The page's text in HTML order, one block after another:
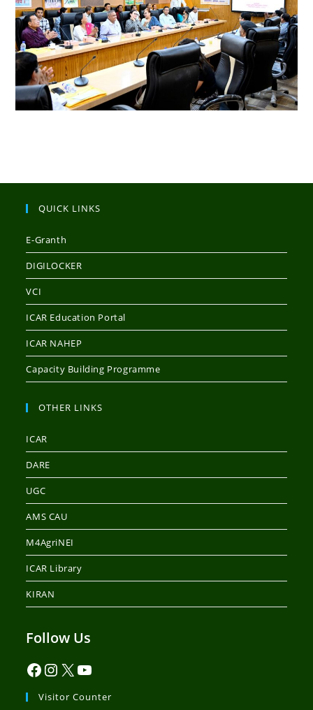
QUICK LINKS
E-Granth
DIGILOCKER
VCI
ICAR Education Portal
ICAR NAHEP
Capacity Building Programme
OTHER LINKS
ICAR
DARE
UGC
AMS CAU
M4AgriNEI
ICAR Library
KIRAN
Follow Us
Visitor Counter